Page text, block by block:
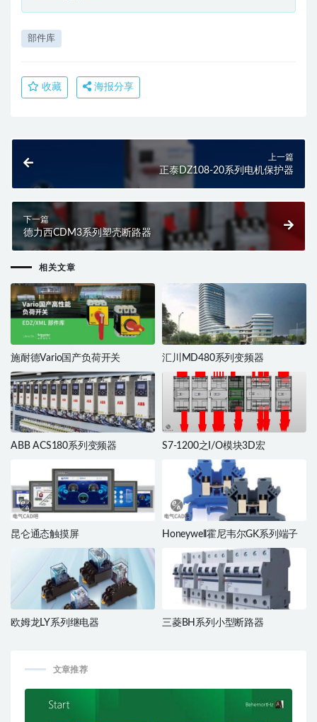
部件库
收藏 海报分享
上一篇
正泰DZ108-20系列电机保护器
下一篇
德力西CDM3系列塑壳断路器
相关文章
施耐德Vario国产负荷开关 汇川MD480系列变频器
ABB ACS180系列变频器 S7-1200之I/O模块3D宏
昆仑通态触摸屏 Honeywell霍尼韦尔GK系列端子
欧姆龙LY系列继电器 三菱BH系列小型断路器
文章推荐